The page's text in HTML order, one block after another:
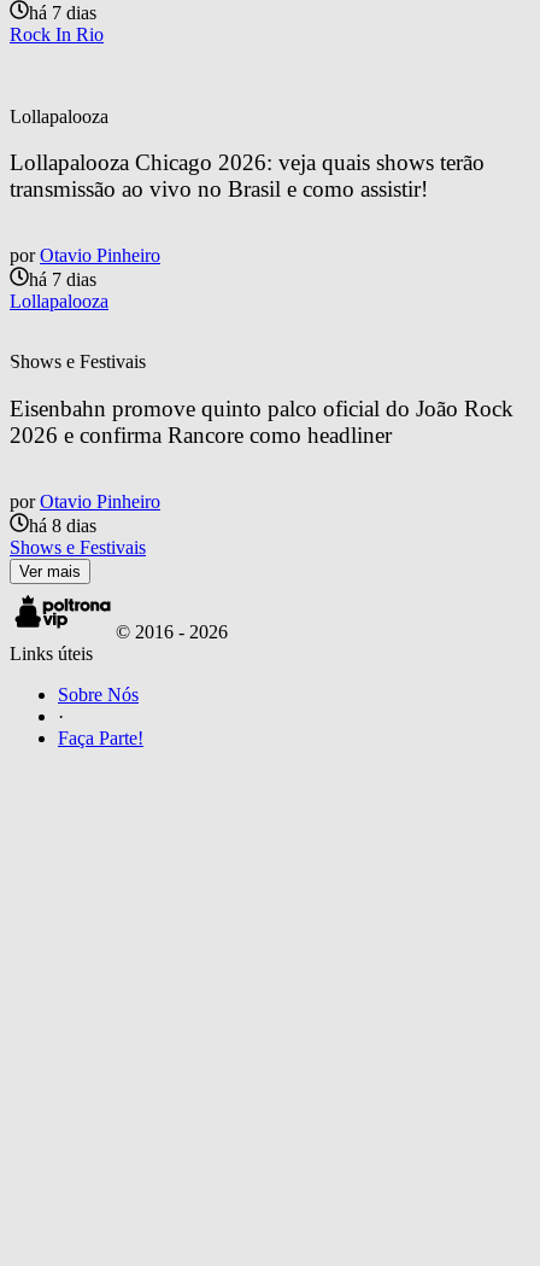
há 7 dias
Rock In Rio
Lollapalooza
Lollapalooza Chicago 2026: veja quais shows terão
transmissão ao vivo no Brasil e como assistir!
por Otavio Pinheiro
há 7 dias
Lollapalooza
Shows e Festivais
Eisenbahn promove quinto palco oficial do João Rock
2026 e confirma Rancore como headliner
por Otavio Pinheiro
há 8 dias
Shows e Festivais
Ver mais
© 2016 - 2026
Links úteis
Sobre Nós
·
Faça Parte!